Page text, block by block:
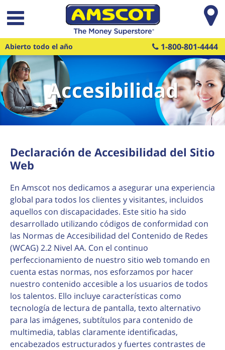
Saltar al contenido principal
Abierto todo el año 1-800-801-4444
Accesibilidad
Declaración de Accesibilidad del Sitio
Web
En Amscot nos dedicamos a asegurar una experiencia
global para todos los clientes y visitantes, incluidos
aquellos con discapacidades. Este sitio ha sido
desarrollado utilizando códigos de conformidad con
las Normas de Accesibilidad del Contenido de Redes
(WCAG) 2.2 Nivel AA. Con el continuo
perfeccionamiento de nuestro sitio web tomando en
cuenta estas normas, nos esforzamos por hacer
nuestro contenido accesible a los usuarios de todos
los talentos. Ello incluye características como
tecnología de lectura de pantalla, texto alternativo
para las imágenes, subtítulos para contenido de
multimedia, tablas claramente identificadas,
encabezados estructurados y fuertes contrastes de